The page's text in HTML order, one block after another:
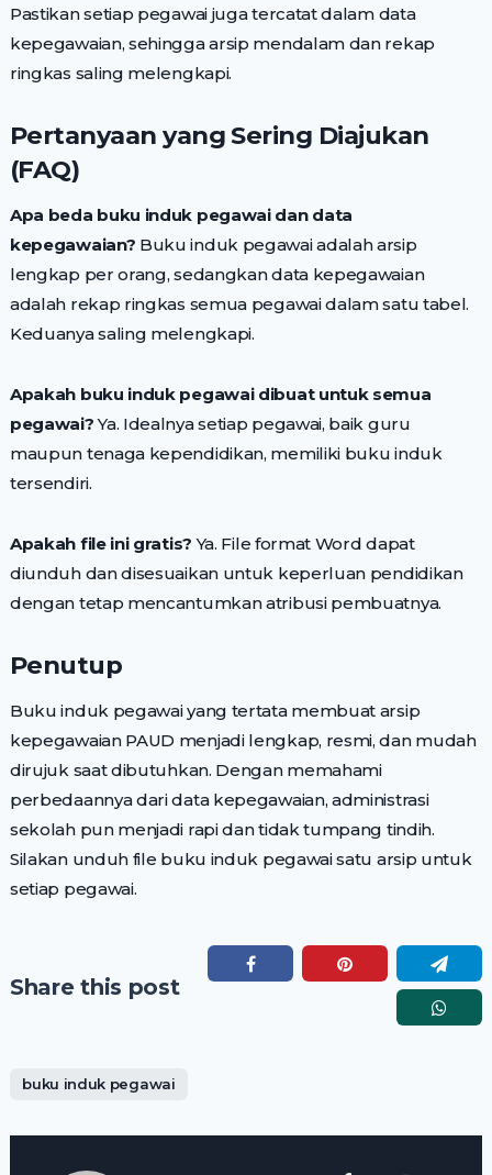
Pastikan setiap pegawai juga tercatat dalam data
kepegawaian, sehingga arsip mendalam dan rekap
ringkas saling melengkapi.
Pertanyaan yang Sering Diajukan
(FAQ)
Apa beda buku induk pegawai dan data
kepegawaian? Buku induk pegawai adalah arsip
lengkap per orang, sedangkan data kepegawaian
adalah rekap ringkas semua pegawai dalam satu tabel.
Keduanya saling melengkapi.
Apakah buku induk pegawai dibuat untuk semua
pegawai?Ya. Idealnya setiap pegawai, baik guru
maupun tenaga kependidikan, memiliki buku induk
tersendiri.
Apakah file ini gratis? Ya. File format Word dapat
diunduh dan disesuaikan untuk keperluan pendidikan
dengan tetap mencantumkan atribusi pembuatnya.
Penutup
Buku induk pegawai yang tertata membuat arsip
kepegawaian PAUD menjadi lengkap, resmi, dan mudah
dirujuk saat dibutuhkan. Dengan memahami
perbedaannya dari data kepegawaian, administrasi
sekolah pun menjadi rapi dan tidak tumpang tindih.
Silakan unduh file buku induk pegawai satu arsip untuk
setiap pegawai.
Share this post
buku induk pegawai